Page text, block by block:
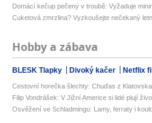
Domácí kečup pečený v troubě: Vyžaduje
Cuketová zmrzlina? Vyzkoušejte nečekaný
Hobby a zábava
BLESK Tlapky Divoký kačer Netflix
Cestovní horečka šlechty: Chuďas z
Filip Vondrášek: V Jižní Americe si lidé plují
Osvěžení ve Schladmingu: Lamy, ferraty i